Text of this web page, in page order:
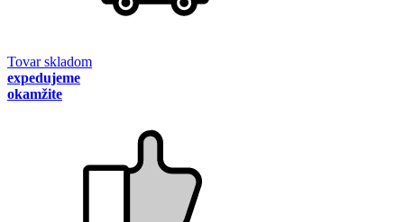
Tovar skladom
expedujeme
okamžite